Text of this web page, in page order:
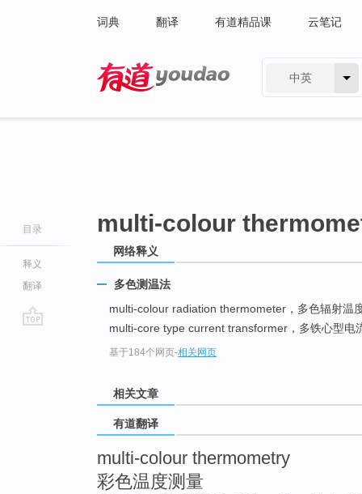
词典 翻译 有道精品课 云笔记
中英
目录
释义
翻译
multi-colour
网络释义
多色测温法
multi-colour radiation thermometer，多色辐射温
multi-core type current transformer，多铁心型电
基于184个网页-相关网页
相关文章
有道翻译
multi-colour thermometry
彩色温度测量